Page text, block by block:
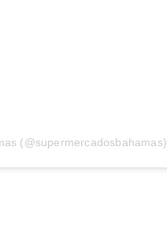
(@supermercadosbahamas)